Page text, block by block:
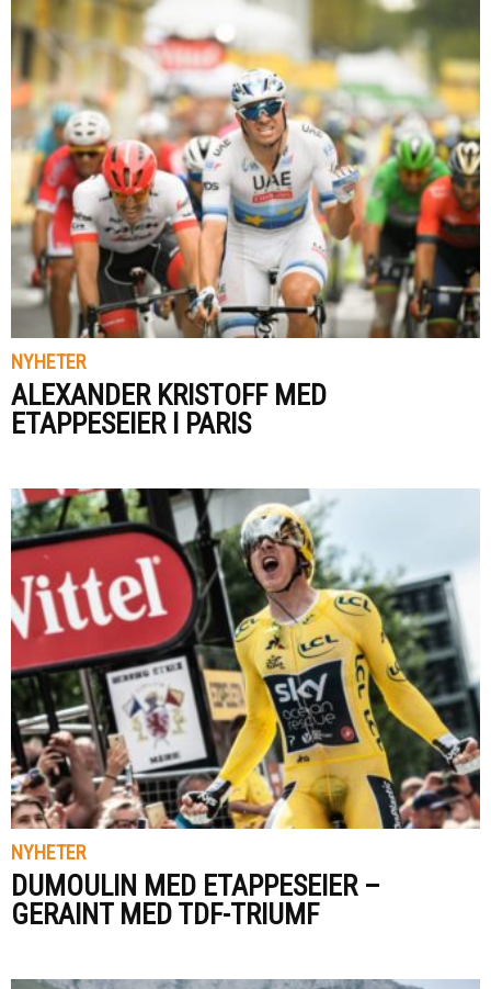
NYHETER
ALEXANDER KRISTOFF MED
ETAPPESEIER I PARIS
NYHETER
DUMOULIN MED ETAPPESEIER –
GERAINT MED TDF-TRIUMF